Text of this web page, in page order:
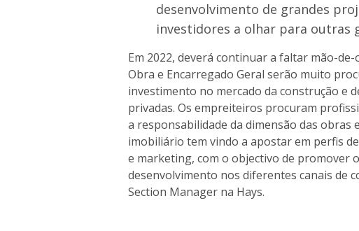
desenvolvimento de grandes
investidores a olhar para outras
Em 2022, deverá continuar a faltar mão-
Obra e Encarregado Geral serão muito
investimento no mercado da construção e
privadas. Os empreiteiros procuram
a responsabilidade da dimensão das obras
imobiliário tem vindo a apostar em perfis
e marketing, com o objectivo de promover
desenvolvimento nos diferentes canais de
Section Manager na Hays.